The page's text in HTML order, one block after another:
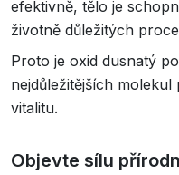
efektivně, tělo je
životně důležitých
Proto je oxid dusnatý
nejdůležitějších
vitalitu.
Objevte sílu